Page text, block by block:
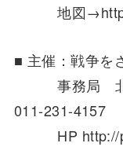
地図
■ 主催：戦争を
事務局 北海
011-231-4157
HP http://